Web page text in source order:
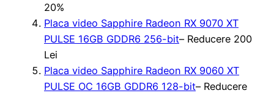
20%
Placa video Sapphire Radeon RX 9070 XT
PULSE 16GB GDDR6 256-bit– Reducere 200
Lei
Placa video Sapphire Radeon RX 9060 XT
PULSE OC 16GB GDDR6 128-bit– Reducere